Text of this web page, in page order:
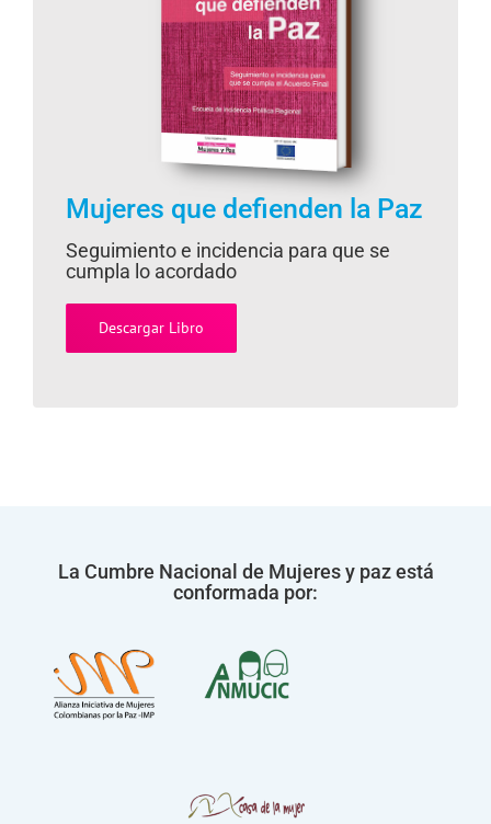
Mujeres que defienden la Paz
Seguimiento e incidencia para que se
cumpla lo acordado
Descargar Libro
La Cumbre Nacional de Mujeres y paz está
conformada por: